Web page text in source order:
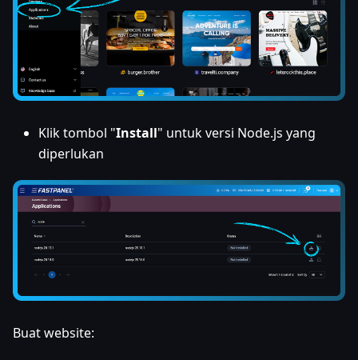
Klik tombol "Install" untuk versi Node.js yang
diperlukan
Buat website: